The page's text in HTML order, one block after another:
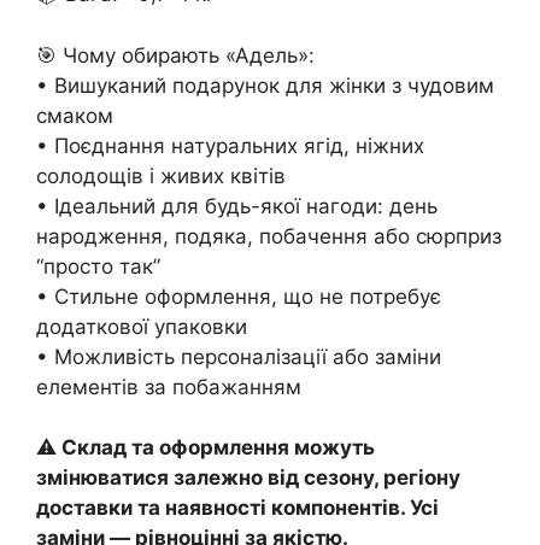
🎯 Чому обирають «Адель»:
• Вишуканий подарунок для жінки з чудовим
смаком
• Поєднання натуральних ягід, ніжних
солодощів і живих квітів
• Ідеальний для будь-якої нагоди: день
народження, подяка, побачення або сюрприз
“просто так”
• Стильне оформлення, що не потребує
додаткової упаковки
• Можливість персоналізації або заміни
елементів за побажанням
⚠️ Склад та оформлення можуть
змінюватися залежно від сезону, регіону
доставки та наявності компонентів. Усі
заміни — рівноцінні за якістю.